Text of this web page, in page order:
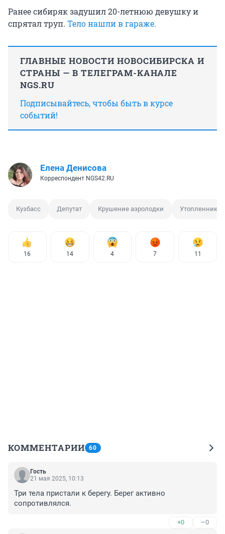
Ранее сибиряк задушил 20-летнюю девушку и
спрятал труп. Тело нашли в гараже.
ГЛАВНЫЕ НОВОСТИ НОВОСИБИРСКА И
СТРАНЫ — В ТЕЛЕГРАМ-КАНАЛЕ
NGS.RU
Подписывайтесь, чтобы быть в курсе
событий!
Елена Денисова
Корреспондент NGS42.RU
Кузбасс Депутат Крушение аэролодки Утопленник
16 14 4 7 11
КОММЕНТАРИИ 60
Гость
21 мая 2025, 10:13
Три тела пристали к берегу. Берег активно
сопротивлялся.
+0 –0